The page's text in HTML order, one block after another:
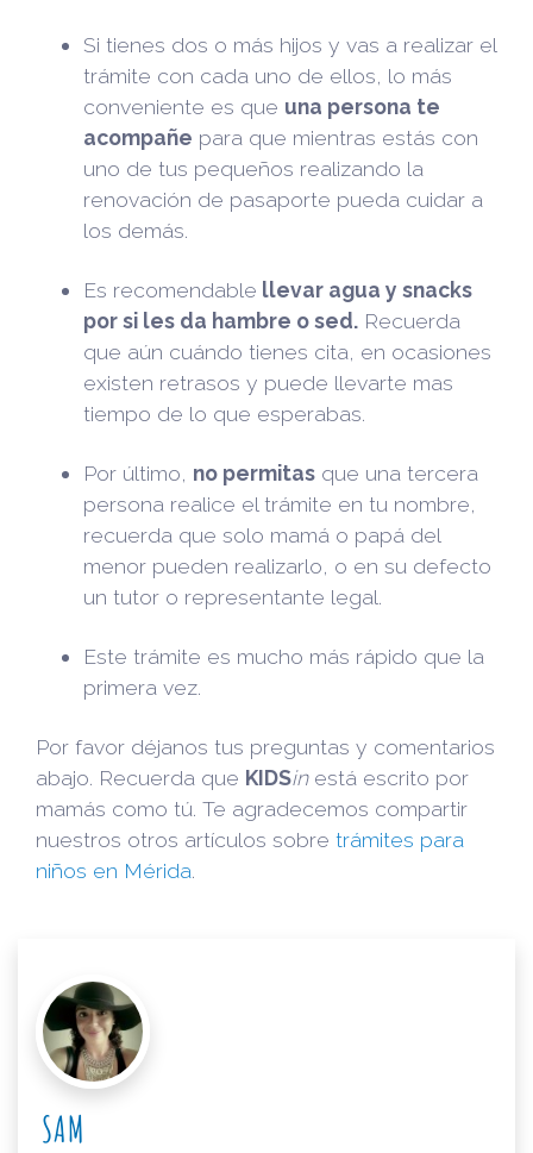
Si tienes dos o más hijos y vas a realizar el
trámite con cada uno de ellos, lo más
conveniente es que una persona te
acompañe para que mientras estás con
uno de tus pequeños realizando la
renovación de pasaporte pueda cuidar a
los demás.
Es recomendable llevar agua y snacks
por si les da hambre o sed. Recuerda
que aún cuándo tienes cita, en ocasiones
existen retrasos y puede llevarte mas
tiempo de lo que esperabas.
Por último, no permitas que una tercera
persona realice el trámite en tu nombre,
recuerda que solo mamá o papá del
menor pueden realizarlo, o en su defecto
un tutor o representante legal.
Este trámite es mucho más rápido que la
primera vez.
Por favor déjanos tus preguntas y comentarios
abajo. Recuerda que KIDSinestá escrito por
mamás como tú. Te agradecemos compartir
nuestros otros artículos sobre trámites para
niños en Mérida.
SAM